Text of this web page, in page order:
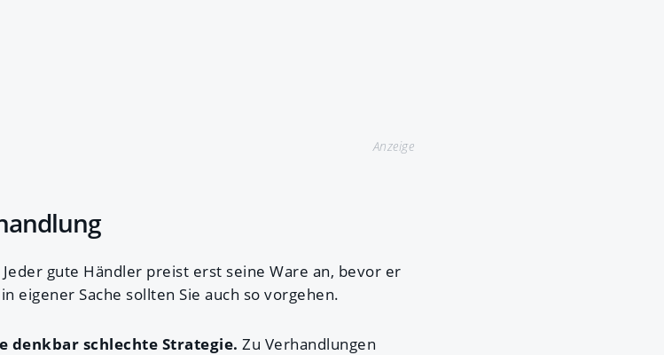
Anzeige
Jeder gute Händler preist erst seine Ware an, bevor er
eigener Sache sollten Sie auch so vorgehen.
denkbar schlechte Strategie. Zu Verhandlungen